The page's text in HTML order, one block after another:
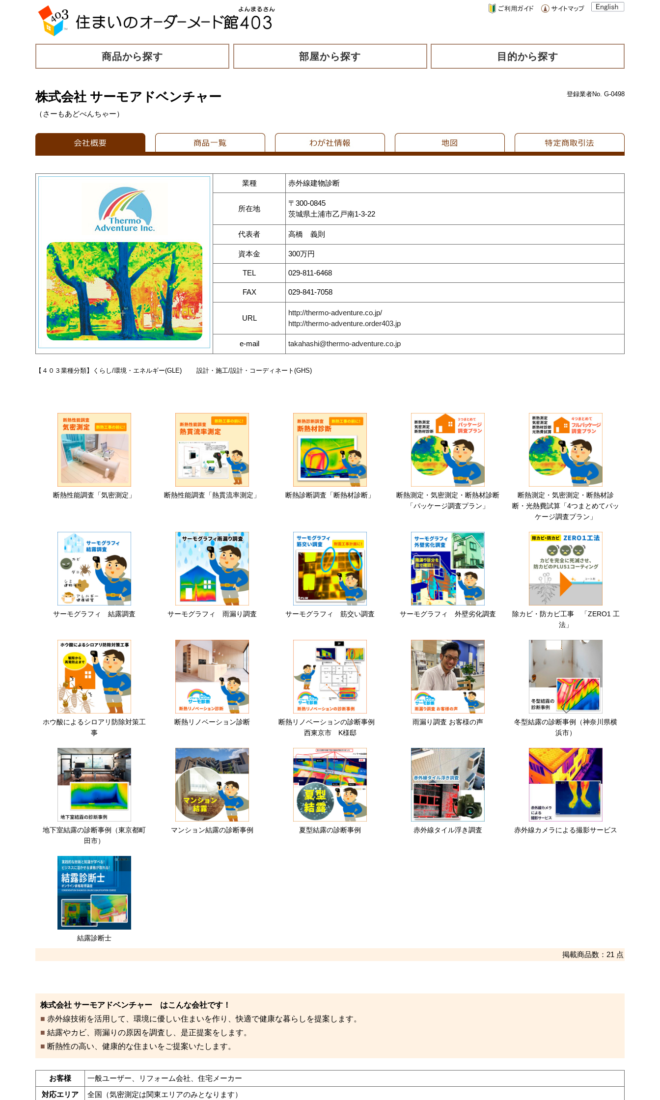
商品から探す 部屋から探す 目的から探す
株式会社 サーモアドベンチャー
（さーもあどべんちゃー）
登録業者No. G-0498
業種 赤外線建物診断
所在地
〒300-0845
茨城県土浦市乙戸南1-3-22
代表者 高橋 義則
資本金 300万円
TEL 029-811-6468
FAX 029-841-7058
URL
http://thermo-adventure.co.jp/
http://thermo-adventure.order403.jp
e-mail takahashi@thermo-adventure.co.jp
【４０３業種分類】くらし/環境・エネルギー(GLE) 設計・施工/設計・コーディネート(GHS)
断熱性能調査「気密測定」 断熱性能調査「熱貫流率測定」 断熱診断調査「断熱材診断」
断熱測定・気密測定・断熱材診断
「パッケージ調査プラン」
断熱測定・気密測定・断熱材診
断・光熱費試算「4つまとめてパッ
ケージ調査プラン」
サーモグラフィ 結露調査 サーモグラフィ 雨漏り調査 サーモグラフィ 筋交い調査 サーモグラフィ 外壁劣化調査
除カビ・防カビ工事 「ZERO1 工
法」
ホウ酸によるシロアリ防除対策工
事
断熱リノベーション診断
断熱リノベーションの診断事例
西東京市 K様邸
雨漏り調査 お客様の声
冬型結露の診断事例（神奈川県横
浜市）
地下室結露の診断事例（東京都町
田市）
マンション結露の診断事例 夏型結露の診断事例 赤外線タイル浮き調査 赤外線カメラによる撮影サービス
結露診断士
掲載商品数：21 点
株式会社 サーモアドベンチャー はこんな会社です！
■ 赤外線技術を活用して、環境に優しい住まいを作り、快適で健康な暮らしを提案します。
■ 結露やカビ、雨漏りの原因を調査し、是正提案をします。
■ 断熱性の高い、健康的な住まいをご提案いたします。
お客様
一般ユーザー、リフォーム会社、住宅メーカー
対応エリア
全国（気密測定は関東エリアのみとなります）